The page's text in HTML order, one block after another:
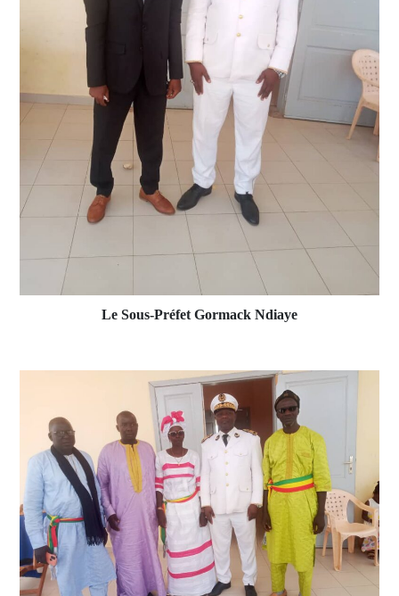
Le Sous-Préfet Gormack Ndiaye